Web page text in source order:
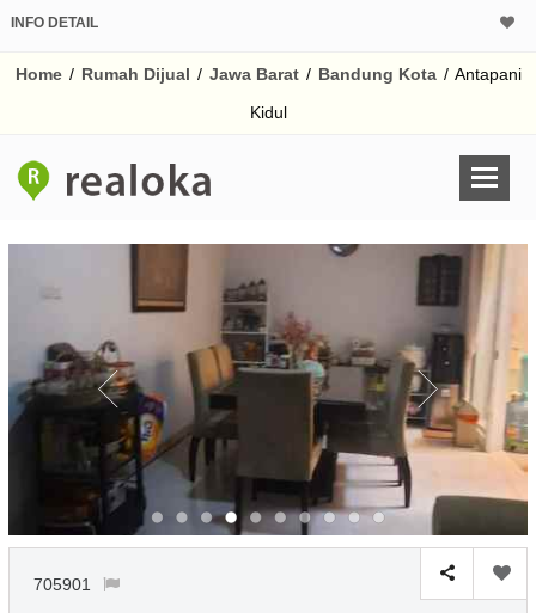
INFO DETAIL
Home / Rumah Dijual / Jawa Barat / Bandung Kota / Antapani
Kidul
705901
Harga Rp
% /th
Untuk hasil simulasi
pada kotak-
Simpan